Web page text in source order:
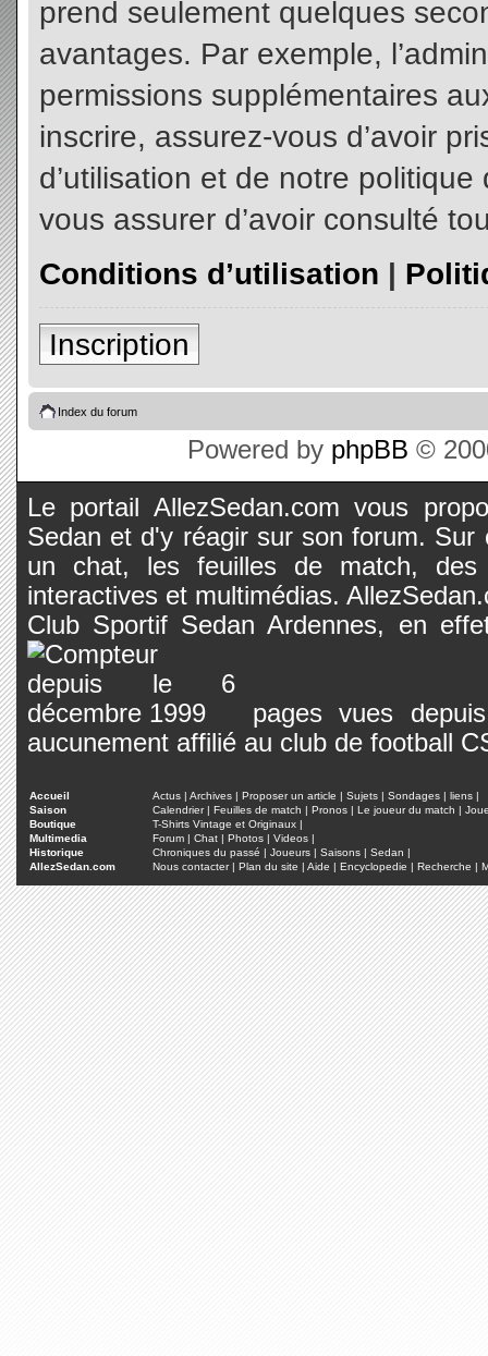
prend seulement quelques
avantages. Par exemple,
permissions supplémentaires
inscrire, assurez-vous d’avoir
d’utilisation et de notre
vous assurer d’avoir consulté
Conditions d’utilisation |
Inscription
Index du forum
Powered by phpBB ©
Le portail AllezSedan.com vous
Sedan et d'y réagir sur son forum.
un chat, les feuilles de match, des
interactives et multimédias.
Club Sportif Sedan Ardennes, en
pages vues
aucunement affilié au club de football
Accueil Actus | Archives | Proposer un article | Sujets | Sondages | liens |
Saison
Calendrier| Feuilles de match | Pronos | Le joueur du match |
Boutique
T-Shirts Vintage et Originaux |
Multimedia
Forum | Chat | Photos | Videos |
Historique
Chroniques du passé | Joueurs | Saisons | Sedan |
AllezSedan.com
Nous contacter| Plan du site | Aide | Encyclopedie | Recherche |